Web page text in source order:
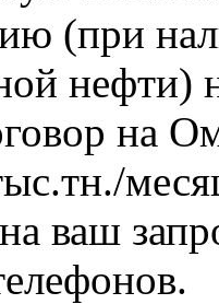
(при
нефти)
на
ваш